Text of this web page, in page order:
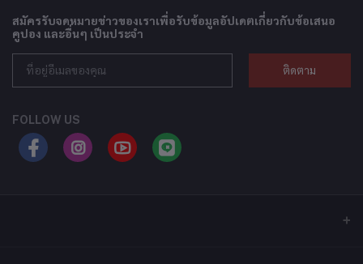
สมัครรับจดหมายข่าวของเราเพื่อรับข้อมูลอัปเดตเกี่ยวกับข้อเสนอ
คูปอง และอื่นๆ เป็นประจำ
ติดตาม
FOLLOW US